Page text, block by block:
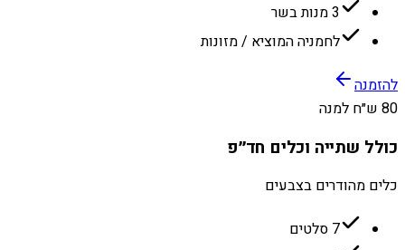
3 מנות בשר
לחמניה המוציא / מזונות
להזמנה
80 ש״ח למנה
כולל שתייה וכלים חד״פ
כלים מהודרים בצבעים
7 סלטים